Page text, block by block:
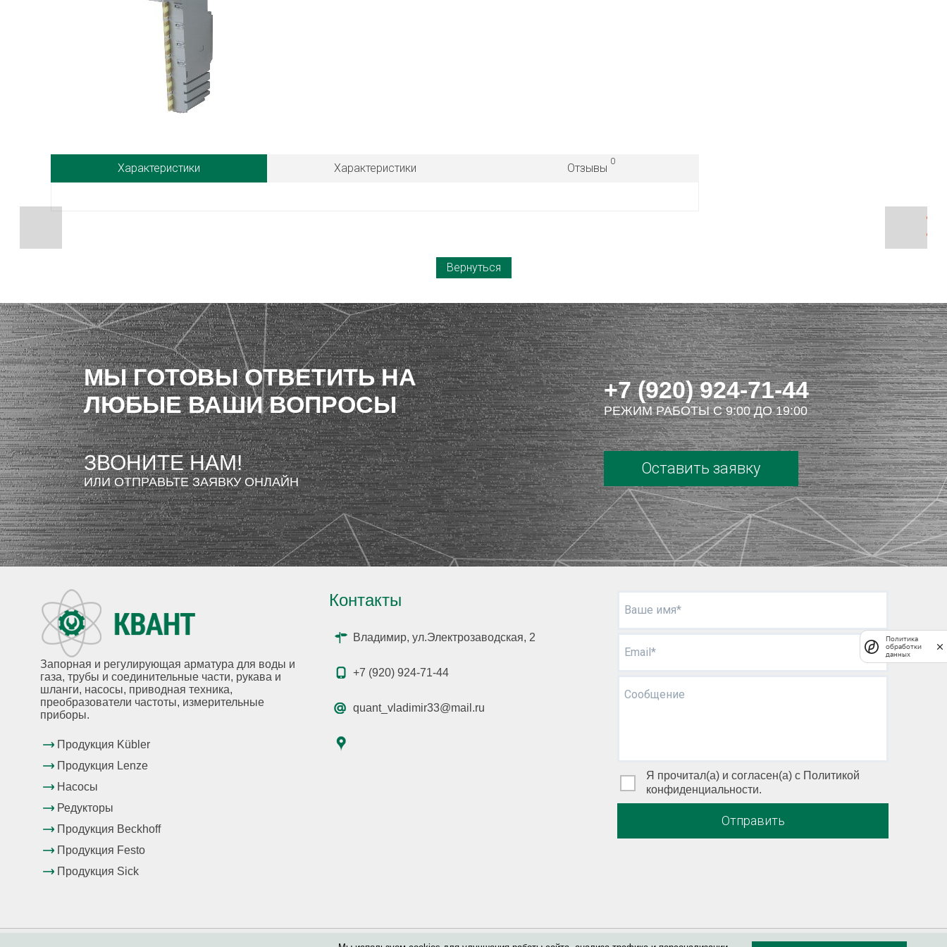
Характеристики Характеристики Отзывы
0
Вернуться
МЫ ГОТОВЫ ОТВЕТИТЬ НА
ЛЮБЫЕ ВАШИ ВОПРОСЫ
ЗВОНИТЕ НАМ!
ИЛИ ОТПРАВЬТЕ ЗАЯВКУ ОНЛАЙН
+7 (920) 924-71-44
РЕЖИМ РАБОТЫ С 9:00 ДО 19:00
Оставить заявку
Запорная и регулирующая арматура для воды и
газа, трубы и соединительные части, рукава и
шланги, насосы, приводная техника,
преобразователи частоты, измерительные
приборы.
Продукция Kübler
Продукция Lenze
Насосы
Редукторы
Продукция Beckhoff
Продукция Festo
Продукция Sick
Контакты
Владимир, ул.Электрозаводская, 2
+7 (920) 924-71-44
quant_vladimir33@mail.ru
Ваше имя*
Email*
Сообщение
Я прочитал(а) и согласен(а) с Политикой
конфиденциальности.
Отправить
Политика
обработки
данных